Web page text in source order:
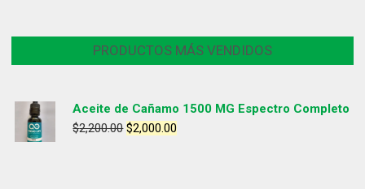
PRODUCTOS MÁS VENDIDOS
Aceite de Cañamo 1500 MG Espectro Completo
$2,200.00 $2,000.00